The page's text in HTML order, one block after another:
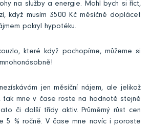
na služby a energie. Mohl bych si říct,
když musím 3500 Kč měsíčně doplácet
pokryl hypotéku.
které když pochopíme, můžeme si
jen měsíční nájem, ale jelikož
tak mne v čase roste na hodnotě stejně
či další třídy aktiv. Průměrný růst cen
5 % ročně. V čase mne navíc i poroste